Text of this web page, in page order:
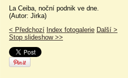
La Ceiba, noční podnik ve dne.
(Autor: Jirka)
< Předchozí Index fotogalerie Další >
Stop slideshow >>